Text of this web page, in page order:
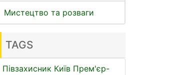
Мистецтво та розваги
TAGS
Півзахисник Київ Прем'єр-